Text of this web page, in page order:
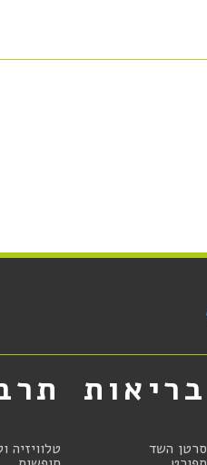
בריאות
סרטן השד טלוויזיה